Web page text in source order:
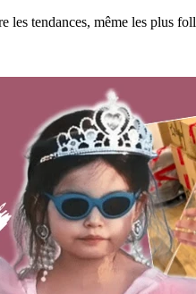
les tendances, même les plus